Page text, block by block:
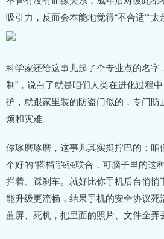
吸引力，反而会本能地觉得“不合适”“太
科学家还给这事儿起了个专业点的名字
制”，说白了就是咱们人类在进化过程
护，就跟家里装的防盗门似的，专门防
烦和灾难。
你琢磨琢磨，这事儿其实挺拧巴的：
个好的“搭档”强强联合，可脑子里的这
拦着、踩刹车。就好比你手机后台悄悄
能升级更流畅，结果手机的安全协议
蓝屏、死机，把里面的照片、文件全弄